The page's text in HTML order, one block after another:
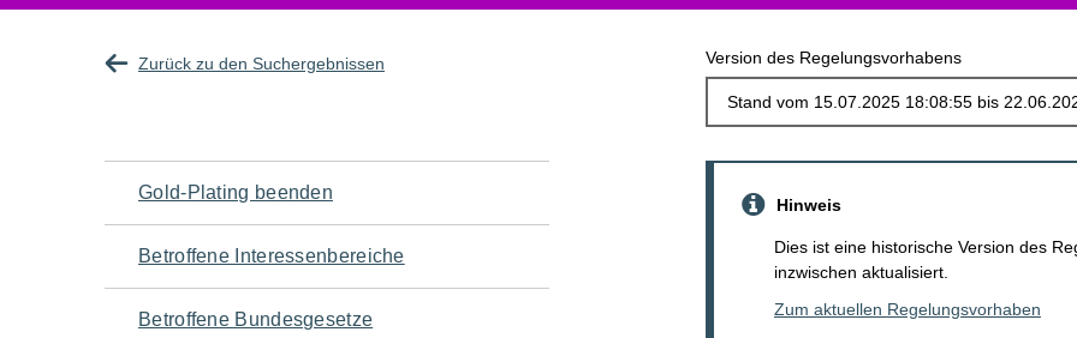
Zurück zu den Suchergebnissen Version des Regelungsvorhabens
Navigation
für
den
Gold-Plating beenden
Betroffene Interessenbereiche
Betroffene Bundesgesetze
Hinweis
Dies ist eine historische Version des
inzwischen aktualisiert.
Zum aktuellen Regelungsvorhaben